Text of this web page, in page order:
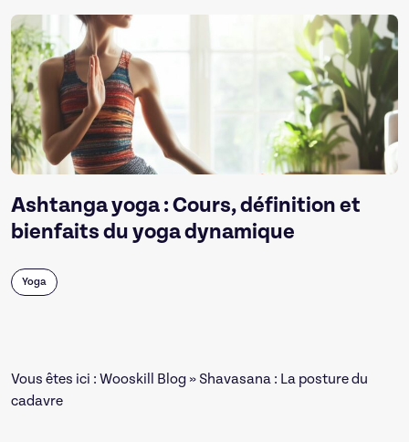
Ashtanga yoga : Cours, définition et
bienfaits du yoga dynamique
Yoga
Vous êtes ici : Wooskill Blog » Shavasana : La posture du
cadavre